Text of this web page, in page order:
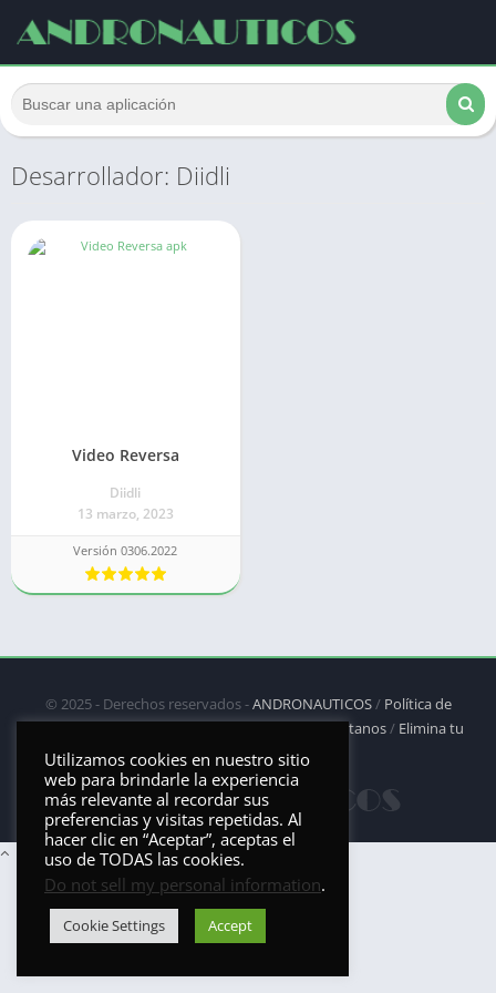
Desarrollador: Diidli
Video Reversa
Diidli
13 marzo, 2023
Versión 0306.2022
© 2025 - Derechos reservados -ANDRONAUTICOS/ Política de
privacidad/Política de Cookies/DMCA/Contáctanos/ Elimina tu
aplicación
Utilizamos cookies en nuestro sitio
web para brindarle la experiencia
más relevante al recordar sus
preferencias y visitas repetidas. Al
hacer clic en “Aceptar”, aceptas el
uso de TODAS las cookies.
Do not sell my personal information.
Cookie Settings Accept